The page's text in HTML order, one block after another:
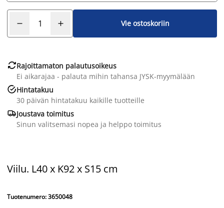
Vie ostoskoriin
Rajoittamaton palautusoikeus
Ei aikarajaa - palauta mihin tahansa JYSK-myymälään
Hintatakuu
30 päivän hintatakuu kaikille tuotteille
Joustava toimitus
Sinun valitsemasi nopea ja helppo toimitus
Viilu. L40 x K92 x S15 cm
Tuotenumero: 3650048